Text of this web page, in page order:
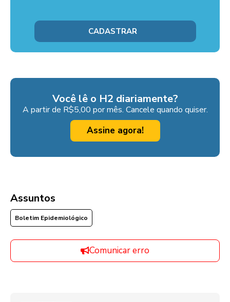
Você lê o H2 diariamente?
A partir de R$5,00 por mês. Cancele quando quiser.
Assine agora!
Assuntos
Boletim Epidemiológico
Comunicar erro